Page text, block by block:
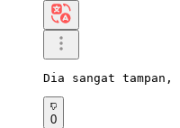
Dia sangat tampan,
0